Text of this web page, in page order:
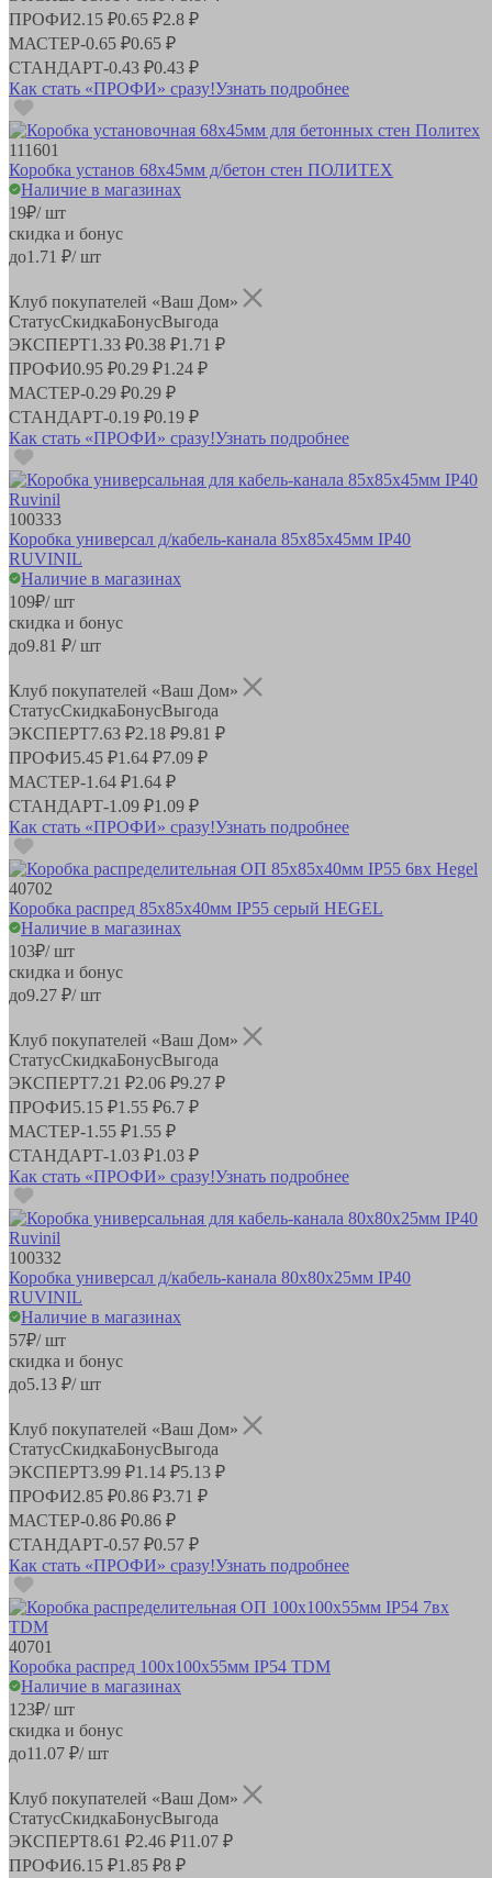
ПРОФИ2.15 ₽0.65 ₽2.8 ₽
МАСТЕР-0.65 ₽0.65 ₽
СТАНДАРТ-0.43 ₽0.43 ₽
Как стать «ПРОФИ» сразу!Узнать подробнее
111601
Коробка установ 68х45мм д/бетон стен ПОЛИТЕХ
Наличие в магазинах
19₽/ шт
скидка и бонус
до1.71 ₽/ шт
Клуб покупателей «Ваш Дом»
СтатусСкидкаБонусВыгода
ЭКСПЕРТ1.33 ₽0.38 ₽1.71 ₽
ПРОФИ0.95 ₽0.29 ₽1.24 ₽
МАСТЕР-0.29 ₽0.29 ₽
СТАНДАРТ-0.19 ₽0.19 ₽
Как стать «ПРОФИ» сразу!Узнать подробнее
100333
Коробка универсал д/кабель-канала 85х85х45мм IP40
RUVINIL
Наличие в магазинах
109₽/ шт
скидка и бонус
до9.81 ₽/ шт
Клуб покупателей «Ваш Дом»
СтатусСкидкаБонусВыгода
ЭКСПЕРТ7.63 ₽2.18 ₽9.81 ₽
ПРОФИ5.45 ₽1.64 ₽7.09 ₽
МАСТЕР-1.64 ₽1.64 ₽
СТАНДАРТ-1.09 ₽1.09 ₽
Как стать «ПРОФИ» сразу!Узнать подробнее
40702
Коробка распред 85х85х40мм IP55 серый HEGEL
Наличие в магазинах
103₽/ шт
скидка и бонус
до9.27 ₽/ шт
Клуб покупателей «Ваш Дом»
СтатусСкидкаБонусВыгода
ЭКСПЕРТ7.21 ₽2.06 ₽9.27 ₽
ПРОФИ5.15 ₽1.55 ₽6.7 ₽
МАСТЕР-1.55 ₽1.55 ₽
СТАНДАРТ-1.03 ₽1.03 ₽
Как стать «ПРОФИ» сразу!Узнать подробнее
100332
Коробка универсал д/кабель-канала 80х80х25мм IP40
RUVINIL
Наличие в магазинах
57₽/ шт
скидка и бонус
до5.13 ₽/ шт
Клуб покупателей «Ваш Дом»
СтатусСкидкаБонусВыгода
ЭКСПЕРТ3.99 ₽1.14 ₽5.13 ₽
ПРОФИ2.85 ₽0.86 ₽3.71 ₽
МАСТЕР-0.86 ₽0.86 ₽
СТАНДАРТ-0.57 ₽0.57 ₽
Как стать «ПРОФИ» сразу!Узнать подробнее
40701
Коробка распред 100х100х55мм IP54 TDM
Наличие в магазинах
123₽/ шт
скидка и бонус
до11.07 ₽/ шт
Клуб покупателей «Ваш Дом»
СтатусСкидкаБонусВыгода
ЭКСПЕРТ8.61 ₽2.46 ₽11.07 ₽
ПРОФИ6.15 ₽1.85 ₽8 ₽